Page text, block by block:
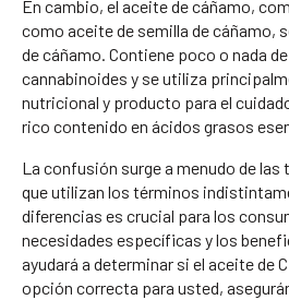
En cambio, el aceite de cáñamo,
como aceite de semilla de cáñamo,
de cáñamo. Contiene poco o nada
cannabinoides y se utiliza
nutricional y producto para el
rico contenido en ácidos grasos
La confusión surge a menudo de
que utilizan los términos
diferencias es crucial para los
necesidades específicas y los
ayudará a determinar si el aceite de
opción correcta para usted,